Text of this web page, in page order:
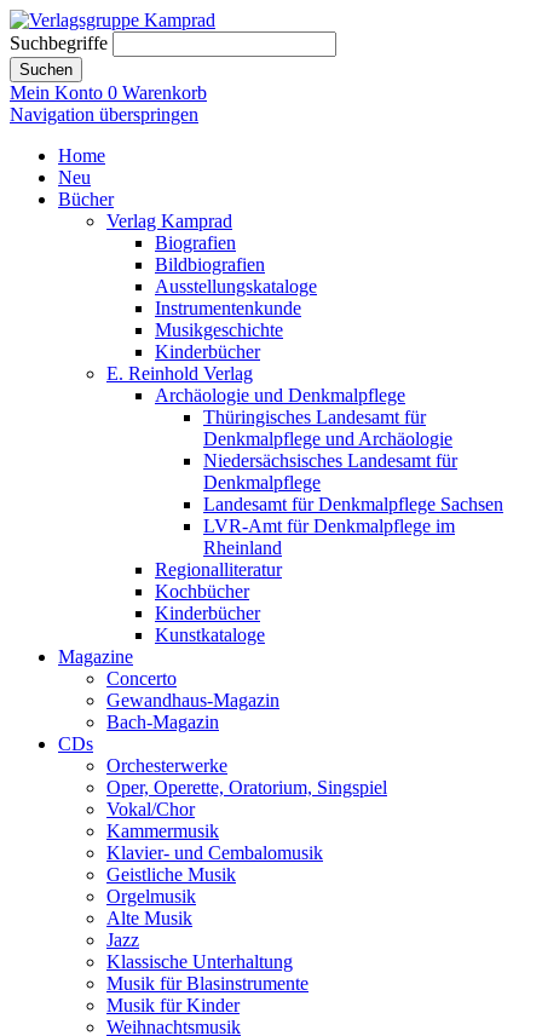
Suchbegriffe
Suchen
Mein Konto 0 Warenkorb
Navigation überspringen
Home
Neu
Bücher
Verlag Kamprad
Biografien
Bildbiografien
Ausstellungskataloge
Instrumentenkunde
Musikgeschichte
Kinderbücher
E. Reinhold Verlag
Archäologie und Denkmalpflege
Thüringisches Landesamt für
Denkmalpflege und Archäologie
Niedersächsisches Landesamt für
Denkmalpflege
Landesamt für Denkmalpflege Sachsen
LVR-Amt für Denkmalpflege im
Rheinland
Regionalliteratur
Kochbücher
Kinderbücher
Kunstkataloge
Magazine
Concerto
Gewandhaus-Magazin
Bach-Magazin
CDs
Orchesterwerke
Oper, Operette, Oratorium, Singspiel
Vokal/Chor
Kammermusik
Klavier- und Cembalomusik
Geistliche Musik
Orgelmusik
Alte Musik
Jazz
Klassische Unterhaltung
Musik für Blasinstrumente
Musik für Kinder
Weihnachtsmusik